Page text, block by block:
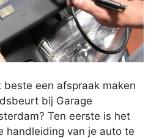
beste een afspraak maken
bij Garage
Ten eerste is het
handleiding van je auto te